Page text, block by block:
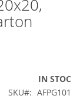
IN STOC
SKU
AFPG101